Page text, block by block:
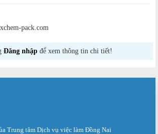
pack.com
Đăng nhập để xem thông tin chi tiết!
Trung tâm Dịch vụ việc làm Đồng Nai